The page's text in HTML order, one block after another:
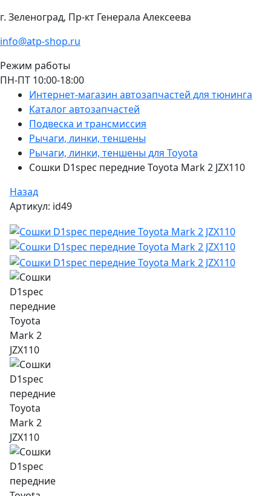
г. Зеленоград, Пр-кт Генерала Алексеева
info@atp-shop.ru
Режим работы
ПН-ПТ 10:00-18:00
Интернет-магазин автозапчастей для тюнинга
Каталог автозапчастей
Подвеска и трансмиссия
Рычаги, линки, теншены
Рычаги, линки, теншены для Toyota
Сошки D1spec передние Toyota Mark 2 JZX110
Назад
Артикул: id49